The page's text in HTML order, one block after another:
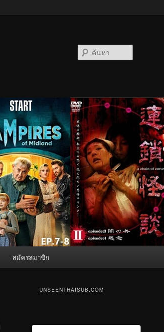
สมัครสมาชิก
UNSEENTHAISUB.COM